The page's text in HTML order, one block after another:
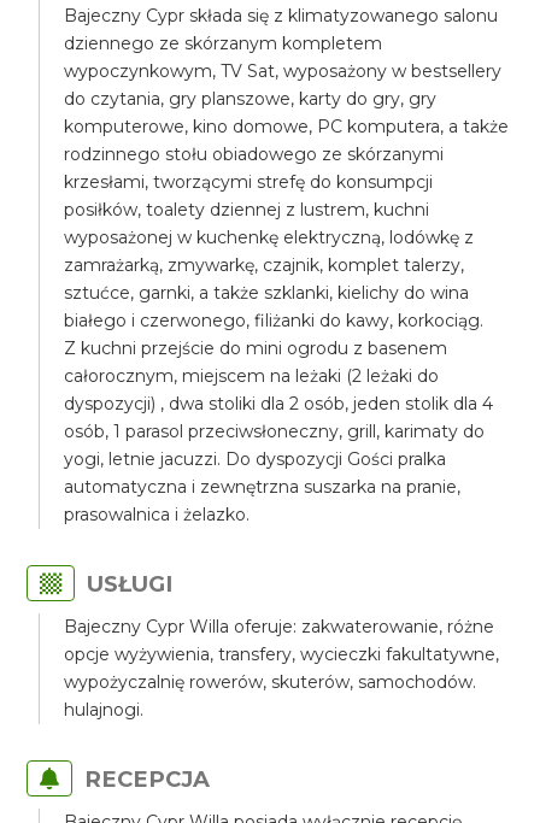
Bajeczny Cypr składa się z klimatyzowanego salonu
dziennego ze skórzanym kompletem
wypoczynkowym, TV Sat, wyposażony w bestsellery
do czytania, gry planszowe, karty do gry, gry
komputerowe, kino domowe, PC komputera, a także
rodzinnego stołu obiadowego ze skórzanymi
krzesłami, tworzącymi strefę do konsumpcji
posiłków, toalety dziennej z lustrem, kuchni
wyposażonej w kuchenkę elektryczną, lodówkę z
zamrażarką, zmywarkę, czajnik, komplet talerzy,
sztućce, garnki, a także szklanki, kielichy do wina
białego i czerwonego, filiżanki do kawy, korkociąg.
Z kuchni przejście do mini ogrodu z basenem
całorocznym, miejscem na leżaki (2 leżaki do
dyspozycji) , dwa stoliki dla 2 osób, jeden stolik dla 4
osób, 1 parasol przeciwsłoneczny, grill, karimaty do
yogi, letnie jacuzzi. Do dyspozycji Gości pralka
automatyczna i zewnętrzna suszarka na pranie,
prasowalnica i żelazko.
USŁUGI
Bajeczny Cypr Willa oferuje: zakwaterowanie, różne
opcje wyżywienia, transfery, wycieczki fakultatywne,
wypożyczalnię rowerów, skuterów, samochodów.
hulajnogi.
RECEPCJA